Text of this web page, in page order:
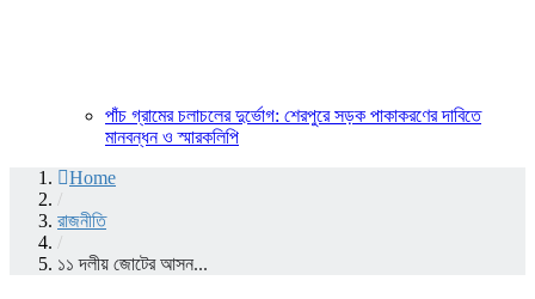
পাঁচ গ্রামের চলাচলের দুর্ভোগ: শেরপুরে সড়ক পাকাকরণের দাবিতে
মানবন্ধন ও স্মারকলিপি
Home
/
রাজনীতি
/
১১ দলীয় জোটের আসন...